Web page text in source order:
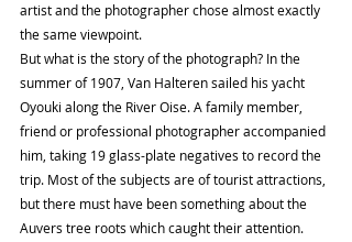
artist and the photographer chose almost exactly
the same viewpoint.
But what is the story of the photograph? In the
summer of 1907, Van Halteren sailed his yacht
Oyouki along the River Oise. A family member,
friend or professional photographer accompanied
him, taking 19 glass-plate negatives to record the
trip. Most of the subjects are of tourist attractions,
but there must have been something about the
Auvers tree roots which caught their attention.